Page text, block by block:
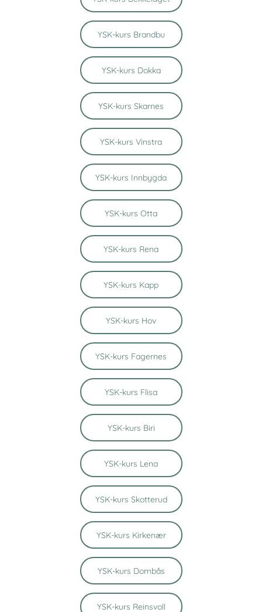
YSK-kurs Brandbu
YSK-kurs Dokka
YSK-kurs Skarnes
YSK-kurs Vinstra
YSK-kurs Innbygda
YSK-kurs Otta
YSK-kurs Rena
YSK-kurs Kapp
YSK-kurs Hov
YSK-kurs Fagernes
YSK-kurs Flisa
YSK-kurs Biri
YSK-kurs Lena
YSK-kurs Skotterud
YSK-kurs Kirkenær
YSK-kurs Dombås
YSK-kurs Reinsvoll